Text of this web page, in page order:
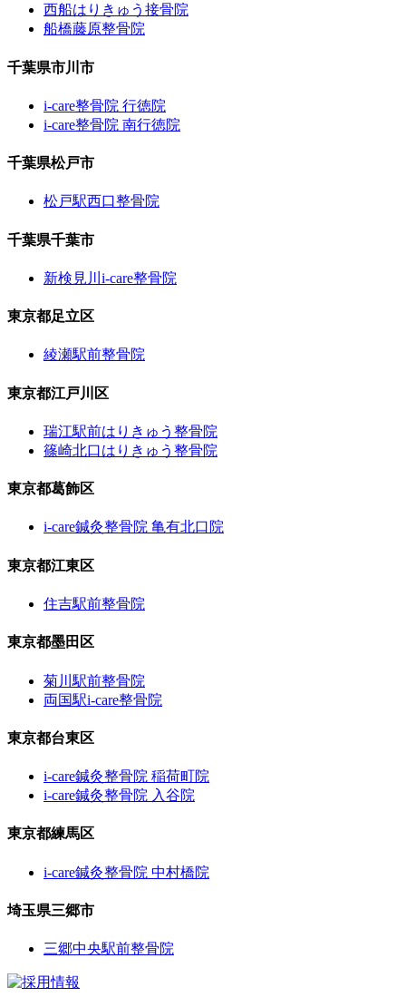
西船はりきゅう接骨院
船橋藤原整骨院
千葉県市川市
i-care整骨院 行徳院
i-care整骨院 南行徳院
千葉県松戸市
松戸駅西口整骨院
千葉県千葉市
新検見川i-care整骨院
東京都足立区
綾瀬駅前整骨院
東京都江戸川区
瑞江駅前はりきゅう整骨院
篠崎北口はりきゅう整骨院
東京都葛飾区
i-care鍼灸整骨院 亀有北口院
東京都江東区
住吉駅前整骨院
東京都墨田区
菊川駅前整骨院
両国駅i-care整骨院
東京都台東区
i-care鍼灸整骨院 稲荷町院
i-care鍼灸整骨院 入谷院
東京都練馬区
i-care鍼灸整骨院 中村橋院
埼玉県三郷市
三郷中央駅前整骨院